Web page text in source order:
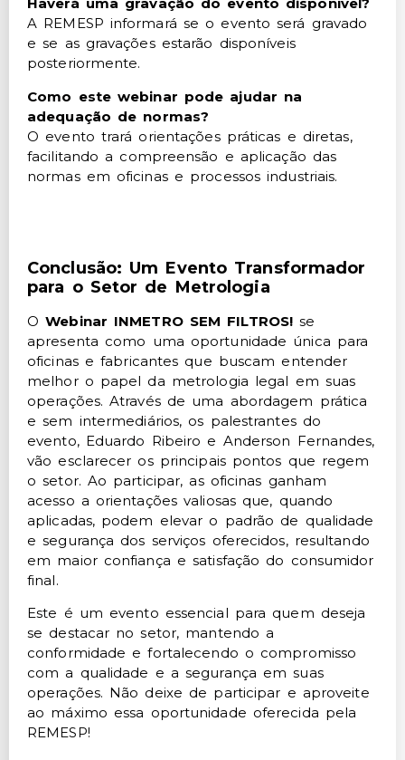
A REMESP informará se o evento será gravado
e se as gravações estarão disponíveis
posteriormente.
Como este webinar pode ajudar na
adequação de normas?
O evento trará orientações práticas e diretas,
facilitando a compreensão e aplicação das
normas em oficinas e processos industriais.
Conclusão: Um Evento Transformador
para o Setor de Metrologia
OWebinar INMETRO SEM FILTROS! se
apresenta como uma oportunidade única para
oficinas e fabricantes que buscam entender
melhor o papel da metrologia legal em suas
operações. Através de uma abordagem prática
e sem intermediários, os palestrantes do
evento, Eduardo Ribeiro e Anderson Fernandes,
vão esclarecer os principais pontos que regem
o setor. Ao participar, as oficinas ganham
acesso a orientações valiosas que, quando
aplicadas, podem elevar o padrão de qualidade
e segurança dos serviços oferecidos, resultando
em maior confiança e satisfação do consumidor
final.
Este é um evento essencial para quem deseja
se destacar no setor, mantendo a
conformidade e fortalecendo o compromisso
com a qualidade e a segurança em suas
operações. Não deixe de participar e aproveite
ao máximo essa oportunidade oferecida pela
REMESP!